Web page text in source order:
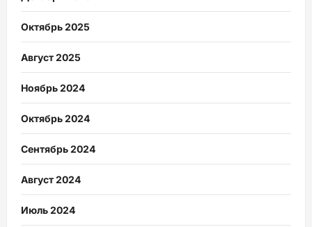
Октябрь 2025
Август 2025
Ноябрь 2024
Октябрь 2024
Сентябрь 2024
Август 2024
Июль 2024